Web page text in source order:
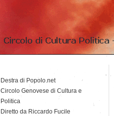
Destra di Popolo.net
Circolo Genovese di Cultura e
Politica
Diretto da Riccardo Fucile